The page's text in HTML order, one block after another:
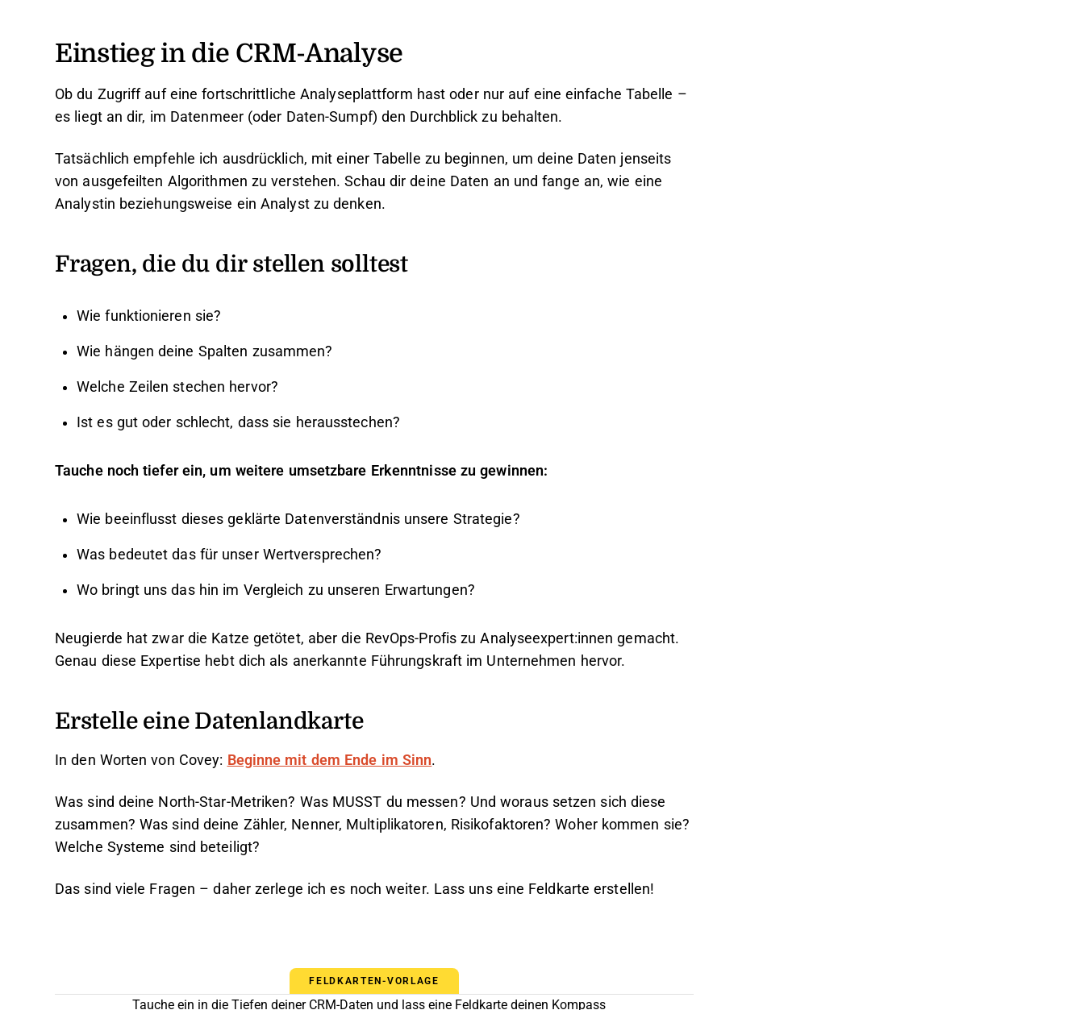
Einstieg in die CRM-Analyse
Ob du Zugriff auf eine fortschrittliche Analyseplattform hast oder nur auf eine einfache Tabelle –
es liegt an dir, im Datenmeer (oder Daten-Sumpf) den Durchblick zu behalten.
Tatsächlich empfehle ich ausdrücklich, mit einer Tabelle zu beginnen, um deine Daten jenseits
von ausgefeilten Algorithmen zu verstehen. Schau dir deine Daten an und fange an, wie eine
Analystin beziehungsweise ein Analyst zu denken.
Fragen, die du dirstellen solltest
Wie funktionieren sie?
Wie hängen deine Spalten zusammen?
Welche Zeilen stechen hervor?
Ist es gut oder schlecht, dass sie herausstechen?
Tauche noch tiefer ein, um weitere umsetzbare Erkenntnisse zu gewinnen:
Wie beeinflusst dieses geklärte Datenverständnis unsere Strategie?
Was bedeutet das für unser Wertversprechen?
Wo bringt uns das hin im Vergleich zu unseren Erwartungen?
Neugierde hat zwar die Katze getötet, aber die RevOps-Profis zu Analyseexpert:innen gemacht.
Genau diese Expertise hebt dich als anerkannte Führungskraft im Unternehmen hervor.
Erstelle eine Datenlandkarte
In den Worten von Covey: Beginne mit dem Ende im Sinn.
Was sind deine North-Star-Metriken? Was MUSST du messen? Und woraus setzen sich diese
zusammen? Was sind deine Zähler, Nenner, Multiplikatoren, Risikofaktoren? Woher kommen sie?
Welche Systeme sind beteiligt?
Das sind viele Fragen – daher zerlege ich es noch weiter. Lass uns eine Feldkarte erstellen!
FELDKARTEN-VORLAGE
Tauche ein in die Tiefen deiner CRM-Daten und lass eine Feldkarte deinen Kompass